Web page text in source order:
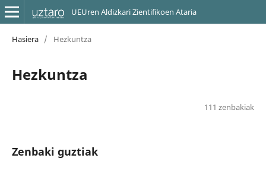
UEUren Aldizkari Zientifikoen Ataria
Hasiera / Hezkuntza
Hezkuntza
111 zenbakiak
Zenbaki guztiak